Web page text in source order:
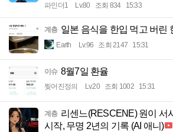
파인더1 Lv.80 조회 834 15:33
계층 일본 음식을 한입 먹고 버린
Earth Lv.96 조회 2147 15:31
이슈 8월7일 환율
찢어진정의 Lv.20 조회 1002 15:31
계층 리센느(RESCENE) 원이 서
시작, 무명 2년의 기록 (AI 애니)